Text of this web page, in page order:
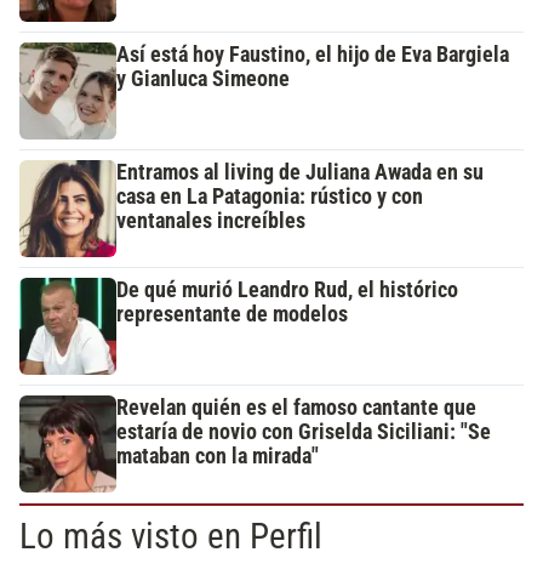
Así está hoy Faustino, el hijo de Eva Bargiela
y Gianluca Simeone
Entramos al living de Juliana Awada en su
casa en La Patagonia: rústico y con
ventanales increíbles
De qué murió Leandro Rud, el histórico
representante de modelos
Revelan quién es el famoso cantante que
estaría de novio con Griselda Siciliani: "Se
mataban con la mirada"
Lo más visto en Perfil